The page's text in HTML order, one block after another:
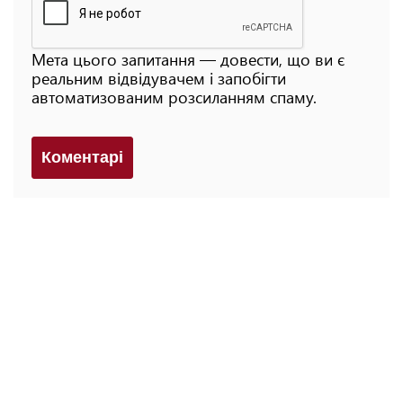
Мета цього запитання — довести, що ви є
реальним відвідувачем і запобігти
автоматизованим розсиланням спаму.
Коментарi